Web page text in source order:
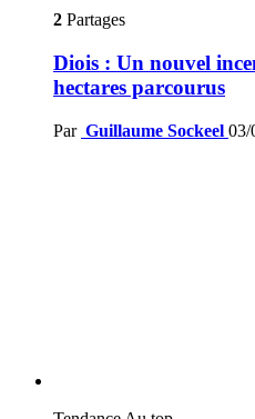
2 Partages
Diois : Un nouvel
hectares parcourus
Par Guillaume Sockeel 03/